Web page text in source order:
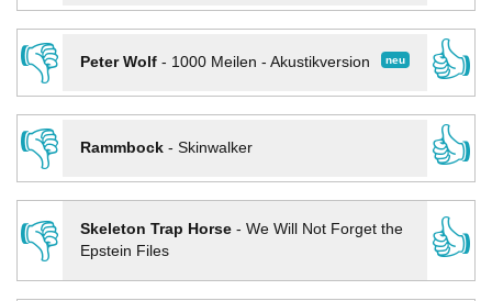
👎
neu
Peter Wolf- 1000 Meilen - Akustikversion
👍
👎
Rammbock- Skinwalker
👍
👎
Skeleton Trap Horse- We Will Not Forget the
Epstein Files
👍